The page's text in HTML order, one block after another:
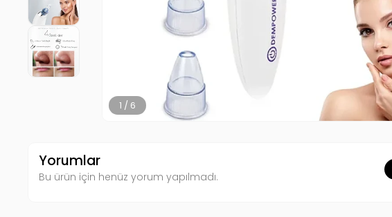
2 / 6
Yorumlar
Bu ürün için henüz yorum yapılmadı.